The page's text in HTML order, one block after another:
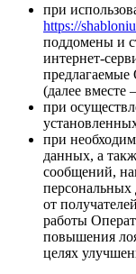
при
https://
поддомены и
интернет-
предлагаемые
(далее вместе
при
при
данных, а
сообщений,
персональных
от
работы
повышения
целях